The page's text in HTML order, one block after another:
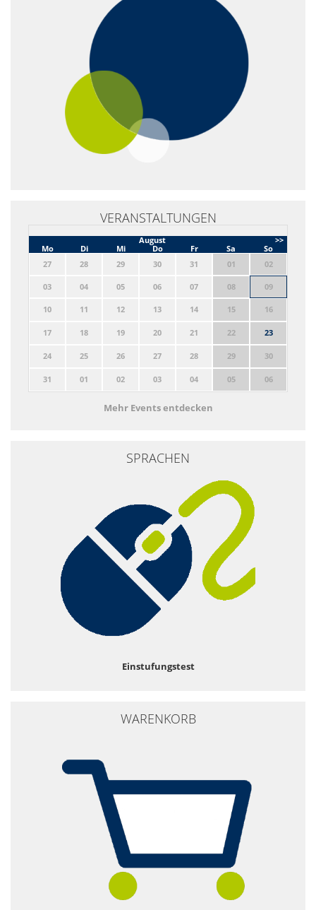
VERANSTALTUNGEN
>>
August
Mo
Di Mi Do Fr Sa
So
27
28 29 30 31 01 02
03 04 05 06 07 08 09
10 11 12 13 14 15 16
17 18 19 20 21 22 23
24 25 26 27 28 29 30
31 01 02 03 04 05 06
Mehr Events entdecken
SPRACHEN
Einstufungstest
WARENKORB